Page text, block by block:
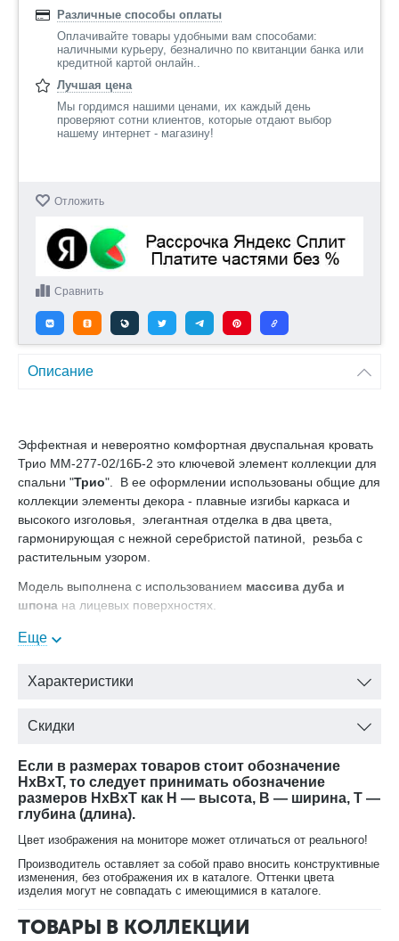
Различные способы оплаты
Оплачивайте товары удобными вам способами:
наличными курьеру, безналично по квитанции банка или
кредитной картой онлайн..
Лучшая цена
Мы гордимся нашими ценами, их каждый день
проверяют сотни клиентов, которые отдают выбор
нашему интернет - магазину!
Отложить
Сравнить
Описание
Эффектная и невероятно комфортная двуспальная кровать
Трио ММ-277-02/16Б-2 это ключевой элемент коллекции для
спальни "Трио". В ее оформлении использованы общие для
коллекции элементы декора - плавные изгибы каркаса и
высокого изголовья, элегантная отделка в два цвета,
гармонирующая с нежной серебристой патиной, резьба с
растительным узором.
Модель выполнена с использованием массива дуба и
шпона на лицевых поверхностях.
Спальное место 160х200
Чтобы составить гармоничный ансамбль спальни,
тумбы в классическом стиле. Функциональность, удобство и
уникальной.
В нашем интернет-магазине Вы можете купить
кровать Трио ММ-277-02/16Б-2 с доставкой на дом.
Еще
Характеристики
Скидки
Если в размерах товаров стоит обозначение
HxBxT, то следует принимать обозначение
размеров HxBxT как H — высота, B — ширина, T —
глубина (длина).
Цвет изображения на мониторе может отличаться от реального!
Производитель оставляет за собой право вносить конструктивные
изменения, без отображения их в каталоге. Оттенки цвета
изделия могут не совпадать с имеющимися в каталоге.
ТОВАРЫ В КОЛЛЕКЦИИ